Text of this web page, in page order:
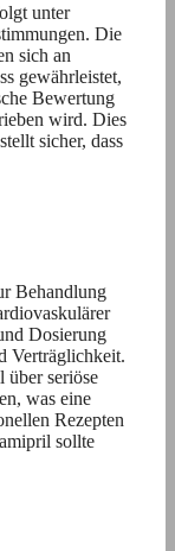
unter
Die
sich an
gewährleistet,
Bewertung
wird. Dies
sicher, dass
Behandlung
Dosierung
Verträglichkeit.
über seriöse
was eine
Rezepten
sollte